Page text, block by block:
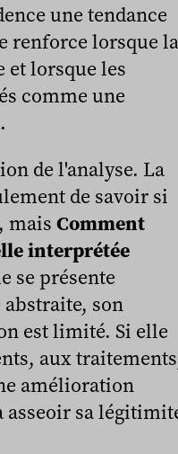
une tendance
renforce lorsque la
et lorsque les
comme une
de l'analyse. La
de savoir si
maisComment
interprétée
se présente
son
est limité. Si elle
aux
amélioration
asseoir sa